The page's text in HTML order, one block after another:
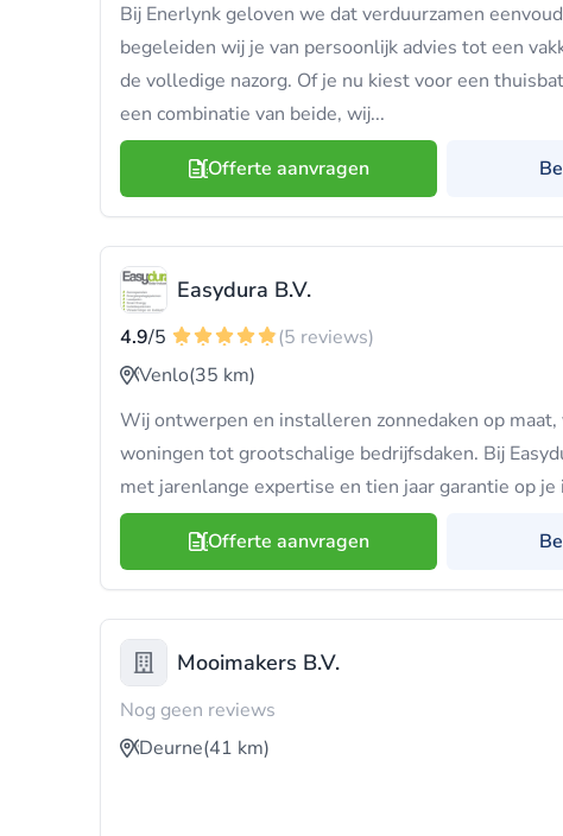
Bij Enerlynk geloven we dat verduurzamen
begeleiden wij je van persoonlijk advies tot een
de volledige nazorg. Of je nu kiest voor een
een combinatie van beide, wij...
Offerte aanvragen
Easydura B.V.
4.9/5
(5 reviews)
Venlo(35 km)
Wij ontwerpen en installeren zonnedaken op
woningen tot grootschalige bedrijfsdaken. Bij
met jarenlange expertise en tien jaar garantie op je
Offerte aanvragen
Mooimakers B.V.
Nog geen reviews
Deurne(41 km)